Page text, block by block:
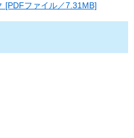
[PDFファイル／7.31MB]